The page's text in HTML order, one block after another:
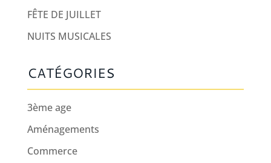
FÊTE DE JUILLET
NUITS MUSICALES
CATÉGORIES
3ème age
Aménagements
Commerce